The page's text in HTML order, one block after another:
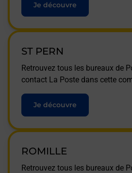
Je découvre
ST PERN
Retrouvez tous les bureaux de
contact La Poste dans cette
Je découvre
ROMILLE
Retrouvez tous les bureaux de